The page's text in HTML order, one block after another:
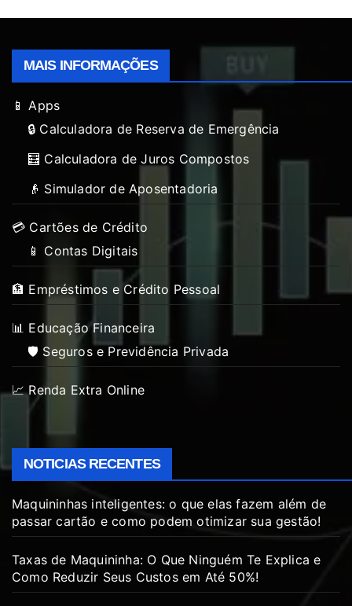
MAIS INFORMAÇÕES
📱 Apps
🔒 Calculadora de Reserva de Emergência
🧮 Calculadora de Juros Compostos
👴 Simulador de Aposentadoria
💳 Cartões de Crédito
📱 Contas Digitais
🏦 Empréstimos e Crédito Pessoal
📊 Educação Financeira
🛡️ Seguros e Previdência Privada
📈 Renda Extra Online
NOTICIAS RECENTES
Maquininhas inteligentes: o que elas fazem além de
passar cartão e como podem otimizar sua gestão!
Taxas de Maquininha: O Que Ninguém Te Explica e
Como Reduzir Seus Custos em Até 50%!